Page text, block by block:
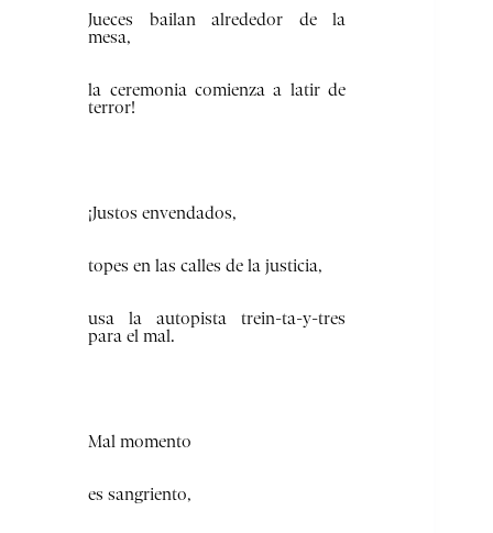
Jueces bailan alrededor de la
mesa,
la ceremonia comienza a latir de
terror!
¡Justos envendados,
topes en las calles de la justicia,
usa la autopista trein-ta-y-tres
para el mal.
Mal momento
es sangriento,